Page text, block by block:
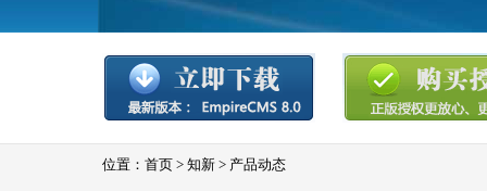
位置： 首页 > 知新 > 产品动态